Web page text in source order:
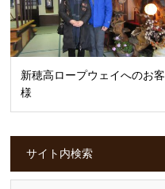
新穂高ロープウェイへのお客
様
サイト内検索